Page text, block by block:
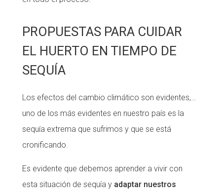
PROPUESTAS PARA CUIDAR
EL HUERTO EN TIEMPO DE
SEQUÍA
Los efectos del cambio climático son evidentes,…
uno de los más evidentes en nuestro país es la
sequía extrema que sufrimos y que se está
cronificando.
Es evidente que debemos aprender a vivir con
esta situación de sequía y adaptar nuestros